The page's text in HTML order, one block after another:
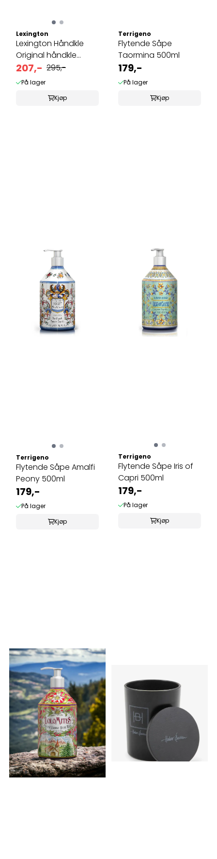
Lexington
Lexington Håndkle
Original håndkle
Vintage green ...
207,- 295,-
På lager
Kjøp
Terrigeno
Flytende Såpe
Taormina 500ml
179,-
På lager
Kjøp
Terrigeno
Flytende Såpe Amalfi
Peony 500ml
179,-
På lager
Kjøp
Terrigeno
Flytende Såpe Iris of
Capri 500ml
179,-
På lager
Kjøp